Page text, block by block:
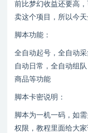
前比梦幻收益还要高
卖这个项目，所以今天
脚本功能：
全自动起号，全自动
自动日常，全自动组
商品等功能
脚本卡密说明：
脚本为一机一码，如
权限，教程里面给大